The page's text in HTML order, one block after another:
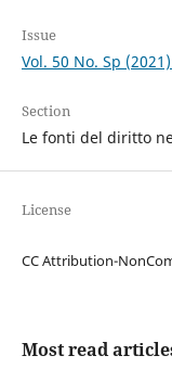
Issue
Vol. 50 No. Sp
Section
Le fonti del diritto
License
CC Attribution-
Most read